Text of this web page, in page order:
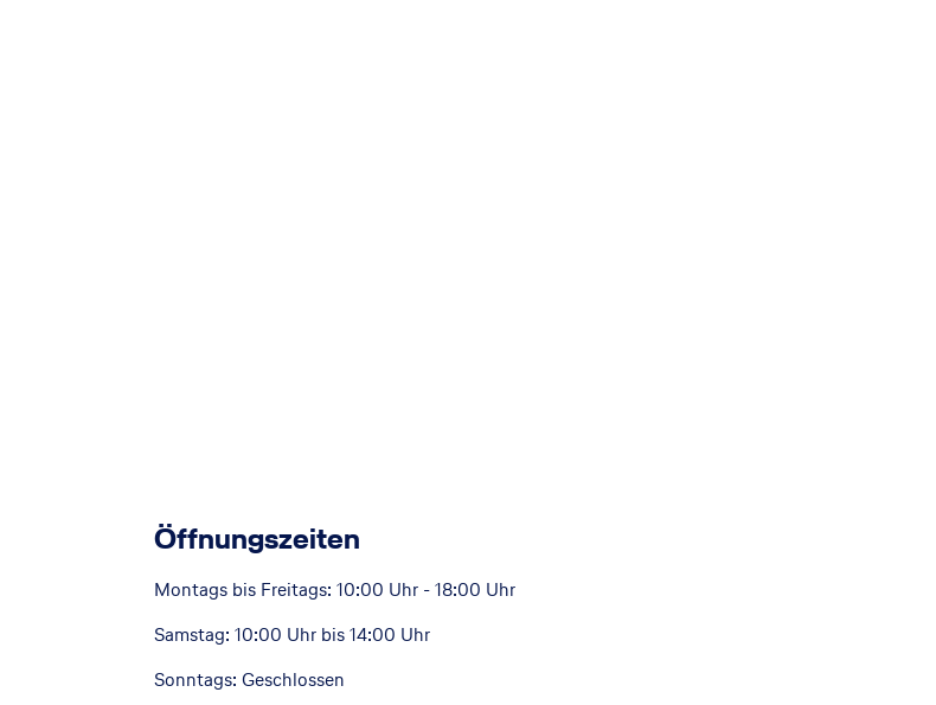
Öffnungszeiten
Montags bis Freitags: 10:00 Uhr - 18:00 Uhr
Samstag: 10:00 Uhr bis 14:00 Uhr
Sonntags: Geschlossen